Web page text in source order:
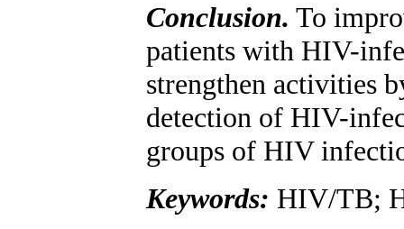
Conclusion. To
patients with HIV-
strengthen activities
detection of HIV-
groups of HIV
Keywords: HIV/TB;